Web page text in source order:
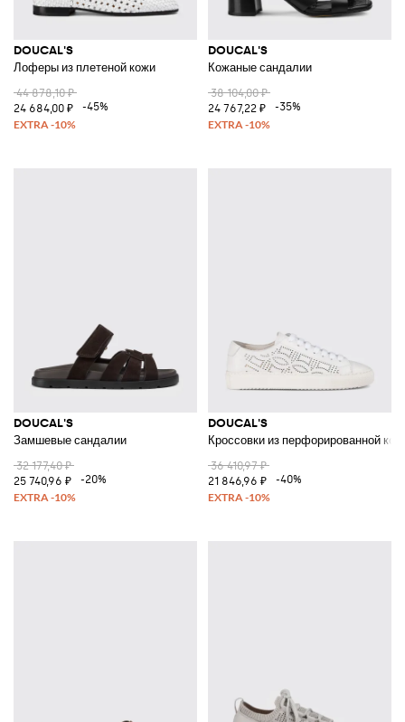
DOUCAL'S
Лоферы из плетеной кожи
44 878,10 ₽
24 684,00 ₽
-45%
DOUCAL'S
Кожаные сандалии
38 104,00 ₽
24 767,22 ₽
-35%
DOUCAL'S
Замшевые сандалии
32 177,40 ₽
25 740,96 ₽
-20%
DOUCAL'S
Кроссовки из перфорированной
36 410,97 ₽
21 846,96 ₽
-40%